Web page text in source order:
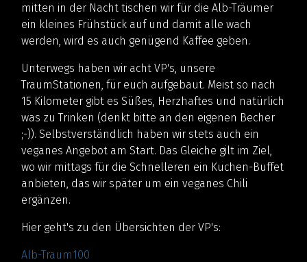
mitten in der Nacht tischen wir für die Alb-Träumer
ein kleines Frühstück auf und damit alle wach
werden, wird es auch genügend Kaffee geben.
Unterwegs haben wir acht VP's, unsere
TraumStationen, für euch aufgebaut. Meist so nach
15 Kilometer gibt es Süßes, Herzhaftes und natürlich
was zu Trinken (denkt bitte an den eigenen Becher
;-)). Selbstverständlich haben wir stets auch ein
veganes Angebot am Start. Das Gleiche gilt im Ziel,
wo wir mittags für die Schnelleren ein Kuchen-Buffet
anbieten, das wir später um ein veganes Chili
ergänzen.
Hier geht's zu den Übersichten der VP's:
Alb-Traum100